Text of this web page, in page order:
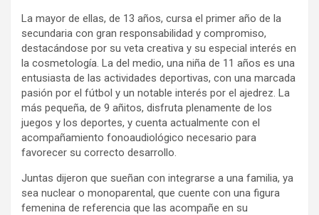
La mayor de ellas, de 13 años, cursa el primer año de la
secundaria con gran responsabilidad y compromiso,
destacándose por su veta creativa y su especial interés en
la cosmetología. La del medio, una niña de 11 años es una
entusiasta de las actividades deportivas, con una marcada
pasión por el fútbol y un notable interés por el ajedrez. La
más pequeña, de 9 añitos, disfruta plenamente de los
juegos y los deportes, y cuenta actualmente con el
acompañamiento fonoaudiológico necesario para
favorecer su correcto desarrollo.
Juntas dijeron que sueñan con integrarse a una familia, ya
sea nuclear o monoparental, que cuente con una figura
femenina de referencia que las acompañe en su